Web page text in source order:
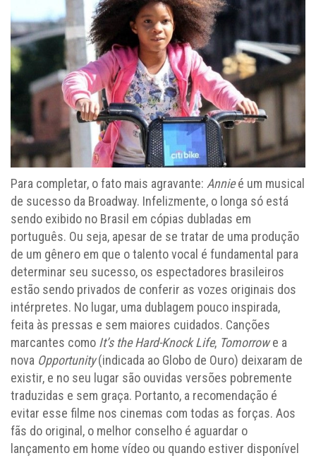
Para completar, o fato mais agravante: Annieé um musical
de sucesso da Broadway. Infelizmente, o longa só está
sendo exibido no Brasil em cópias dubladas em
português. Ou seja, apesar de se tratar de uma produção
de um gênero em que o talento vocal é fundamental para
determinar seu sucesso, os espectadores brasileiros
estão sendo privados de conferir as vozes originais dos
intérpretes. No lugar, uma dublagem pouco inspirada,
feita às pressas e sem maiores cuidados. Canções
marcantes como It’s the Hard-Knock Life, Tomorrowe a
nova Opportunity(indicada ao Globo de Ouro) deixaram de
existir, e no seu lugar são ouvidas versões pobremente
traduzidas e sem graça. Portanto, a recomendação é
evitar esse filme nos cinemas com todas as forças. Aos
fãs do original, o melhor conselho é aguardar o
lançamento em home vídeo ou quando estiver disponível